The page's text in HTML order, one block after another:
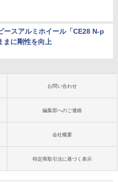
ースアルミホイール「CE28 N-p
まに剛性を向上
お問い合わせ
編集部へのご連絡
会社概要
特定商取引法に基づく表示